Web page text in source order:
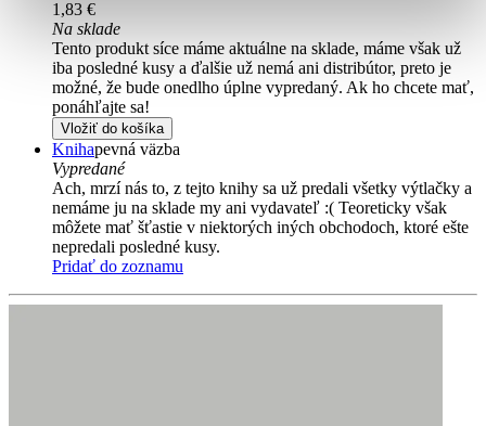
1,83 €
Na sklade
Tento produkt síce máme aktuálne na sklade, máme však už
iba posledné kusy a ďalšie už nemá ani distribútor, preto je
možné, že bude onedlho úplne vypredaný. Ak ho chcete mať,
ponáhľajte sa!
Vložiť do košíka
Knihapevná väzba
Vypredané
Ach, mrzí nás to, z tejto knihy sa už predali všetky výtlačky a
nemáme ju na sklade my ani vydavateľ :( Teoreticky však
môžete mať šťastie v niektorých iných obchodoch, ktoré ešte
nepredali posledné kusy.
Pridať do zoznamu